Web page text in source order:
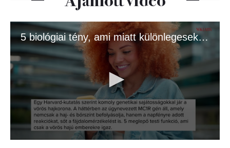
5 biológiai tény, ami miatt különlegesek a vörös hajú emberek